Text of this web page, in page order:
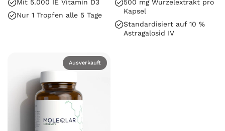
Mit 5.000 IE Vitamin D3
Nur 1 Tropfen alle 5 Tage
500 mg Wurzelextrakt pro
Kapsel
Standardisiert auf 10 %
Astragalosid IV
Ausverkauft